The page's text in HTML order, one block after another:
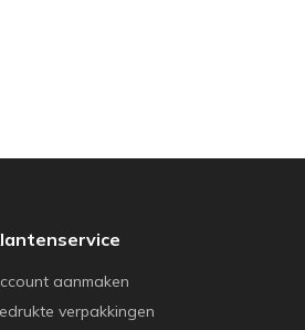
aanmaken
verpakkingen